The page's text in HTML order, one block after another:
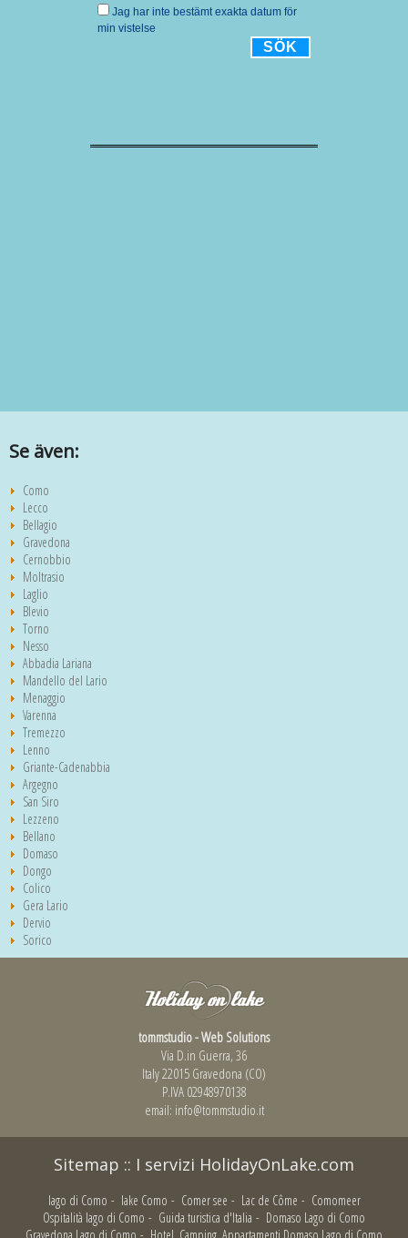
Se även:
Como
Lecco
Bellagio
Gravedona
Cernobbio
Moltrasio
Laglio
Blevio
Torno
Nesso
Abbadia Lariana
Mandello del Lario
Menaggio
Varenna
Tremezzo
Lenno
Griante-Cadenabbia
Argegno
San Siro
Lezzeno
Bellano
Domaso
Dongo
Colico
Gera Lario
Dervio
Sorico
tommstudio - Web Solutions
Via D.in Guerra, 36
Italy 22015 Gravedona (CO)
P.IVA 02948970138
email: info@tommstudio.it
Sitemap :: I servizi HolidayOnLake.com
lago di Como - lake Como - Comer see - Lac de Côme - Comomeer
Ospitalità lago di Como - Guida turistica d'Italia - Domaso Lago di Como
Gravedona Lago di Como - Hotel, Camping, Appartamenti Domaso Lago di Como